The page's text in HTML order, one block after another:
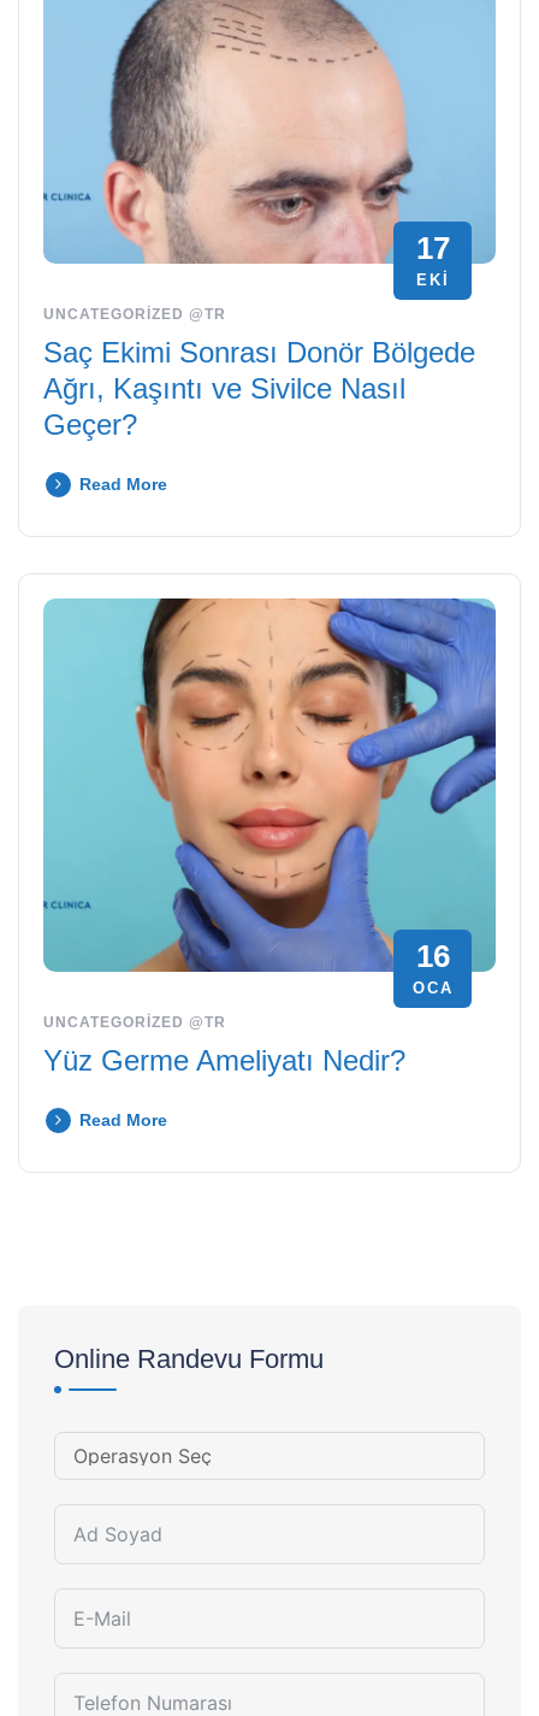
17
EKI
UNCATEGORIZED @TR
Saç Ekimi Sonrası Donör Bölgede
Ağrı, Kaşıntı ve Sivilce Nasıl
Geçer?
Read More
16
OCA
UNCATEGORIZED @TR
Yüz Germe Ameliyatı Nedir?
Read More
Online Randevu Formu